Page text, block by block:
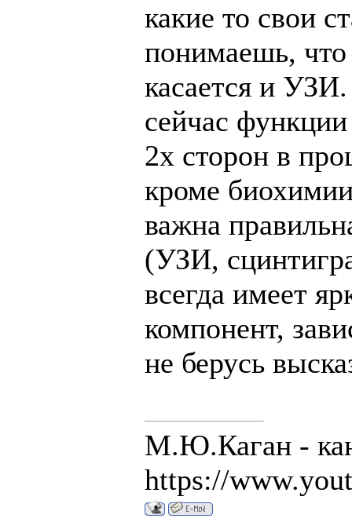
какие то свои
понимаешь, что
касается и
сейчас
2х сторон в
кроме
важна
(УЗИ,
всегда имеет
компонент,
не берусь
М.Ю.Каган -
https://